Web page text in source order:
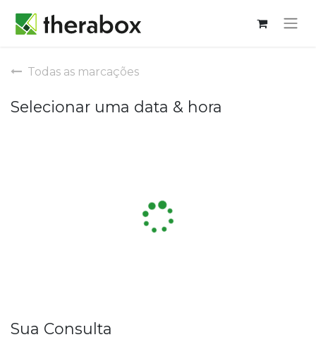
Todas as marcações
Selecionar uma data & hora
Sua Consulta